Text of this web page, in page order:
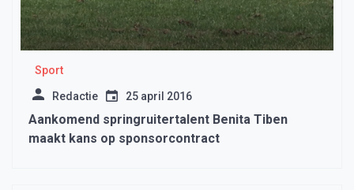
Sport
Redactie 25 april 2016
Aankomend springruitertalent Benita Tiben
maakt kans op sponsorcontract